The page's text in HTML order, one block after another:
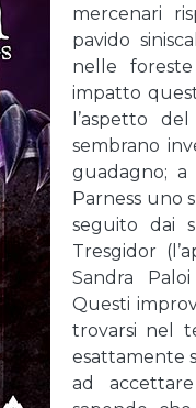
mercenari
pavido
nelle
impatto
l’aspetto
sembrano
guadagno;
Parness uno
seguito dai
Tresgidor
Sandra
Questi
trovarsi nel
esattamente
ad